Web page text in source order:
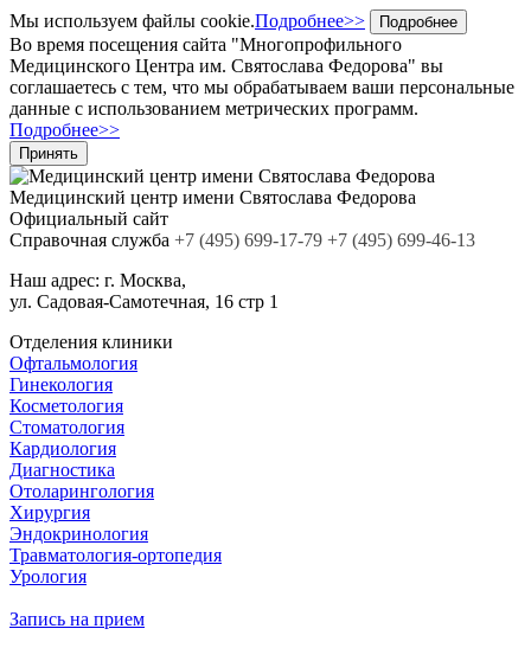
Мы используем файлы cookie.Подробнее>> Подробнее
Во время посещения сайта "Многопрофильного
Медицинского Центра им. Святослава Федорова" вы
соглашаетесь с тем, что мы обрабатываем ваши персональные
данные с использованием метрических программ.
Подробнее>>
Принять
Медицинский центр имени Святослава Федорова
Официальный сайт
Cправочная служба +7 (495) 699-17-79 +7 (495) 699-46-13
Наш адрес: г. Москва,
ул. Садовая-Самотечная, 16 стр 1
Отделения клиники
Офтальмология
Гинекология
Косметология
Стоматология
Кардиология
Диагностика
Отоларингология
Хирургия
Эндокринология
Травматология-ортопедия
Урология
Запись на прием